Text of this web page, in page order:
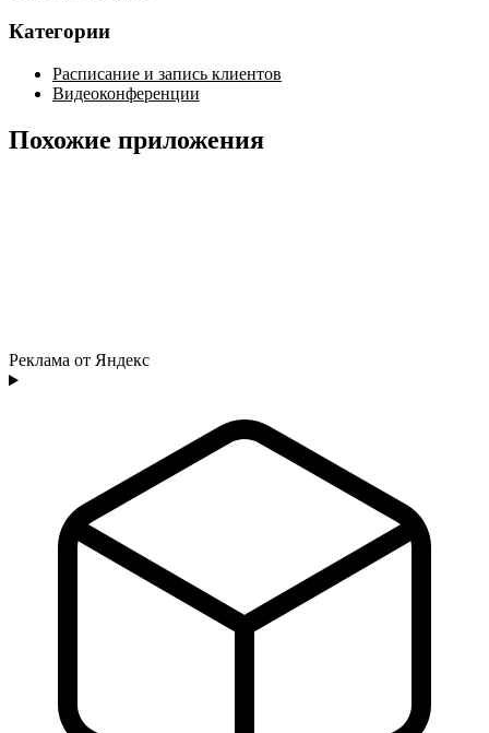
Категории
Расписание и запись клиентов
Видеоконференции
Похожие приложения
Реклама от Яндекс